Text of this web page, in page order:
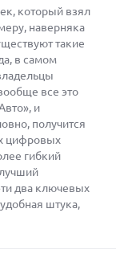
который взял
наверняка
такие
в самом
все это
и
получится
цифровых
гибкий
два ключевых
штука,